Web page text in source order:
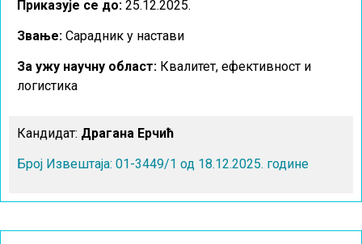
Приказује се до: 25.12.2025.
Звање: Сарадник у настави
За ужу научну област: Квалитет, ефективност и
логистика
Кандидат: Драгана Ерчић
Број Извештаја: 01-3449/1 од 18.12.2025. године